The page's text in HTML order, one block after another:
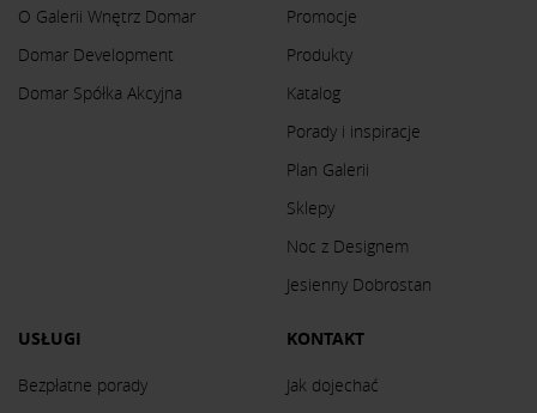
O Galerii Wnętrz Domar
Domar Development
Domar Spółka Akcyjna
Promocje
Produkty
Katalog
Porady i inspiracje
Plan Galerii
Sklepy
Noc z Designem
Jesienny Dobrostan
USŁUGI
Bezpłatne porady
KONTAKT
Jak dojechać